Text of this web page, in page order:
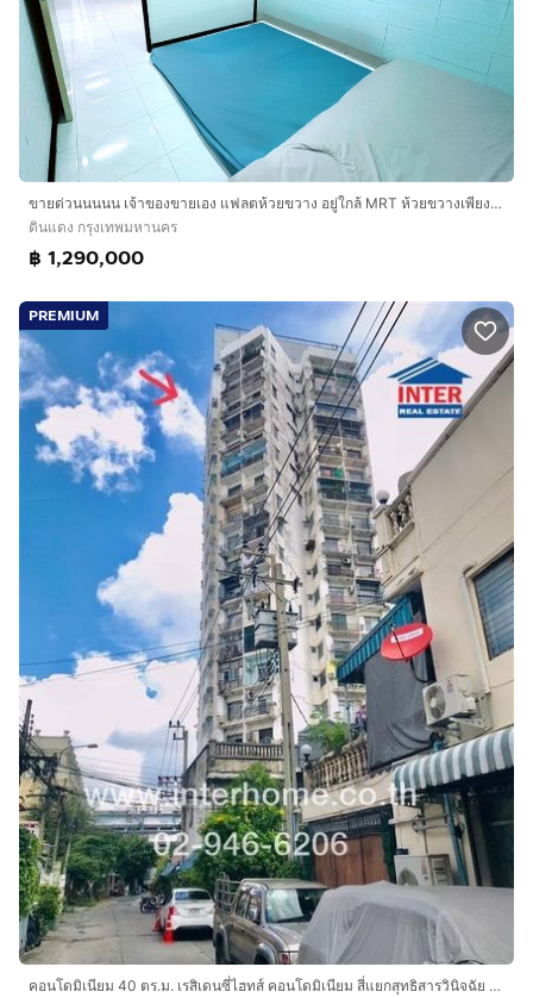
ขายด่วนนนนน เจ้าของขายเอง แฟลตห้วยขวาง อยู่ใกล้ MRT ห้วยขวางเพียง 700 ม. ใกล้ตลาดห้วยขวาง
ดินแดง กรุงเทพมหานคร
฿ 1,290,000
PREMIUM
คอนโดมิเนียม 40 ตร.ม. เรสิเดนซี่ไฮทส์ คอนโดมิเนียม สี่แยกสุทธิสารวินิจฉัย ถนนวิภาวดี-รังสิต ถนนสุทธิสารวินิจฉัย เขตดินแดง กรุงเทพมหานคร